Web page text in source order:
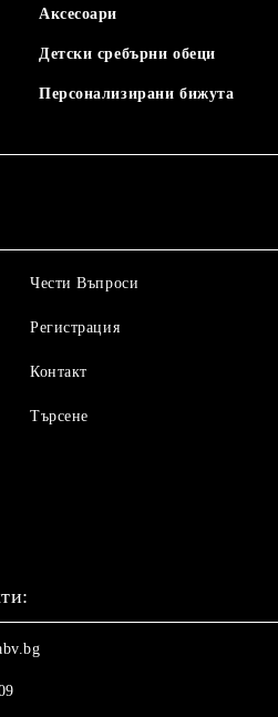
Аксесоари
Детски сребърни обеци
Персонализирани бижута
Чести Въпроси
Регистрация
Контакт
Търсене